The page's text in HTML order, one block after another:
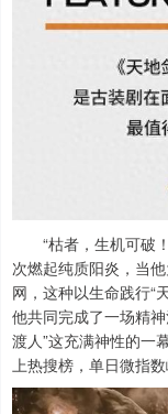
“枯者，生机可破！
次燃起纯质阳炎，当
网，这种以生命践行“
他共同完成了一场精
渡人”这充满神性的一
上热搜榜，单日微指